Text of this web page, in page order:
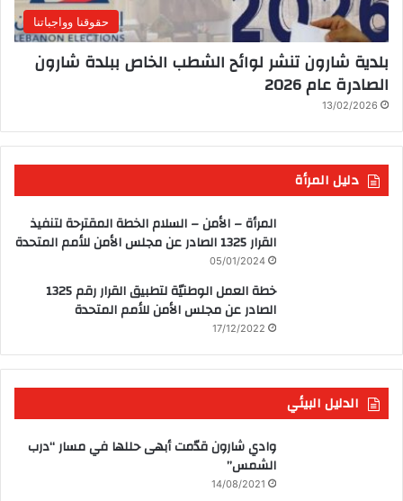
حقوقنا وواجباتنا
بلدية شارون تنشر لوائح الشطب الخاص ببلدة شارون
الصادرة عام 2026
13/02/2026
دليل المرأة
المرأة – الأمن – السلام الخطة المقترحة لتنفيذ
القرار 1325 الصادر عن مجلس الأمن للأمم المتحدة
05/01/2024
خطة العمل الوطنيّة لتطبيق القرار رقم 1325
الصادر عن مجلس الأمن للأمم المتحدة
17/12/2022
الدليل البيئي
وادي شارون قدّمت أبهى حللها في مسار “درب
الشمس”
14/08/2021